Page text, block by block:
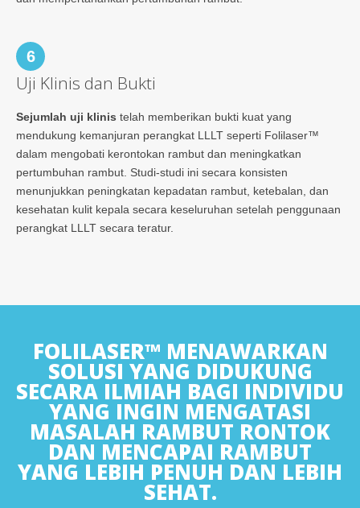
6
Uji Klinis dan Bukti
Sejumlah uji klinis telah memberikan bukti kuat yang
mendukung kemanjuran perangkat LLLT seperti Folilaser™
dalam mengobati kerontokan rambut dan meningkatkan
pertumbuhan rambut. Studi-studi ini secara konsisten
menunjukkan peningkatan kepadatan rambut, ketebalan, dan
kesehatan kulit kepala secara keseluruhan setelah penggunaan
perangkat LLLT secara teratur.
FOLILASER™ MENAWARKAN
SOLUSI YANG DIDUKUNG
SECARA ILMIAH BAGI INDIVIDU
YANG INGIN MENGATASI
MASALAH RAMBUT RONTOK
DAN MENCAPAI RAMBUT
YANG LEBIH PENUH DAN LEBIH
SEHAT.